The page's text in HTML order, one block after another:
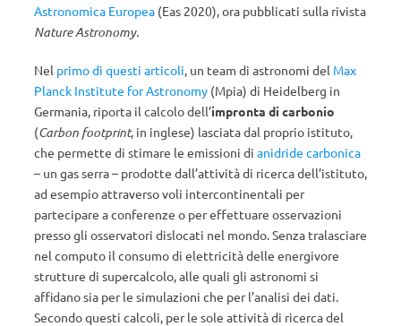
Astronomica Europea (Eas 2020), ora pubblicati sulla rivista
Nature Astronomy.
Nel primo di questi articoli, un team di astronomi del Max
Planck Institute for Astronomy (Mpia) di Heidelberg in
Germania, riporta il calcolo dell’impronta di carbonio
(Carbon footprint, in inglese) lasciata dal proprio istituto,
che permette di stimare le emissioni di anidride carbonica
– un gas serra – prodotte dall’attività di ricerca dell’istituto,
ad esempio attraverso voli intercontinentali per
partecipare a conferenze o per effettuare osservazioni
presso gli osservatori dislocati nel mondo. Senza tralasciare
nel computo il consumo di elettricità delle energivore
strutture di supercalcolo, alle quali gli astronomi si
affidano sia per le simulazioni che per l’analisi dei dati.
Secondo questi calcoli, per le sole attività di ricerca del